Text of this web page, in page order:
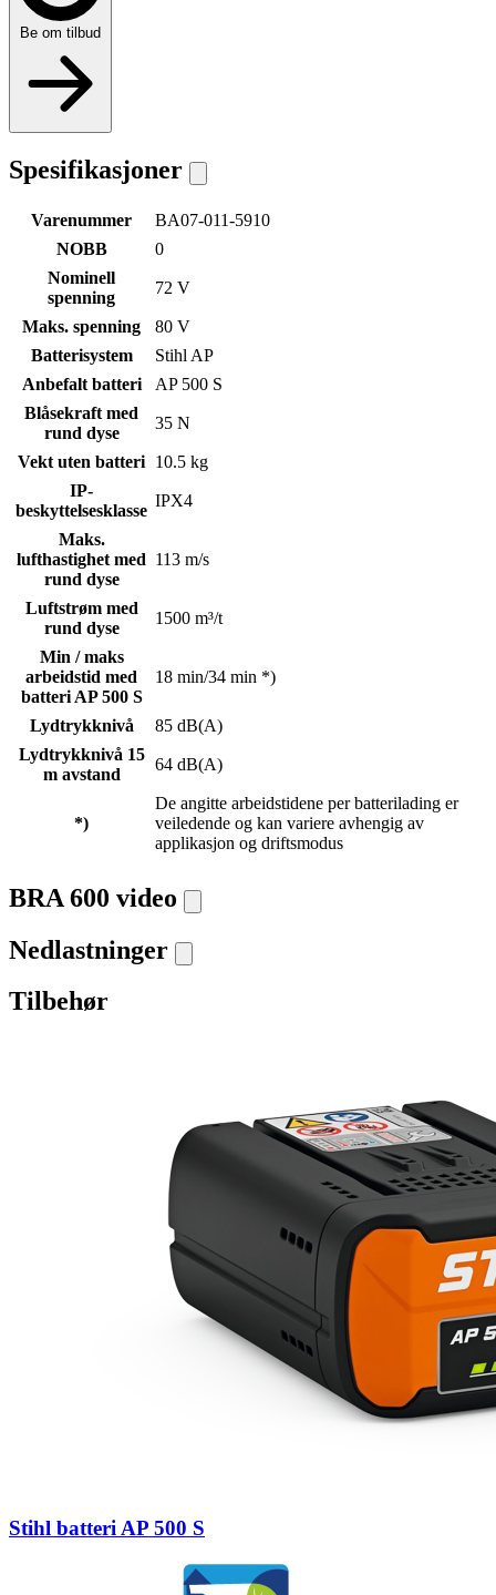
Be om tilbud
Spesifikasjoner
Varenummer
BA07-011-5910
NOBB
0
Nominell
spenning
72 V
Maks. spenning
80 V
Batterisystem
Stihl AP
Anbefalt batteri
AP 500 S
Blåsekraft med
rund dyse
35 N
Vekt uten batteri 10.5 kg
IP-
beskyttelsesklasse
IPX4
Maks.
lufthastighet med
rund dyse
113 m/s
Luftstrøm med
rund dyse
1500 m³/t
Min / maks
arbeidstid med
batteri AP 500 S
18 min/34 min *)
Lydtrykknivå
85 dB(A)
Lydtrykknivå 15
m avstand
64 dB(A)
*)
De angitte arbeidstidene per batterilading er
veiledende og kan variere avhengig av
applikasjon og driftsmodus
BRA 600 video
Nedlastninger
Tilbehør
Stihl batteri AP 500 S